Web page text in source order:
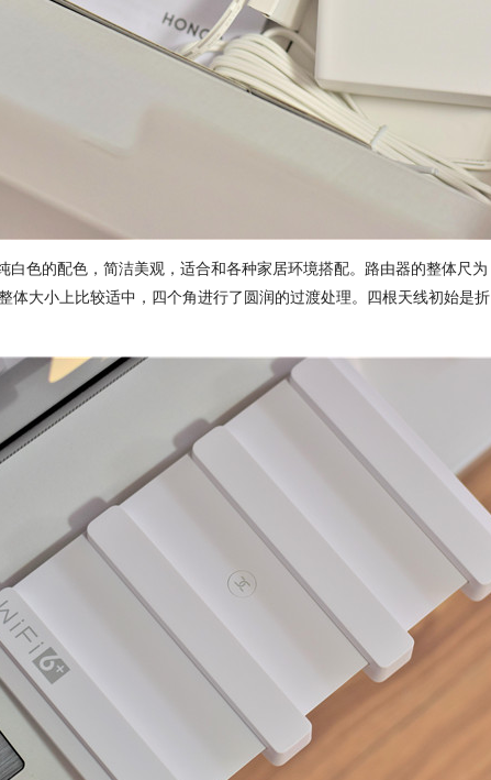
白色的配色，简洁美观，适合和各种家居环境搭配。路由器的整体尺为
体大小上比较适中，四个角进行了圆润的过渡处理。四根天线初始是折